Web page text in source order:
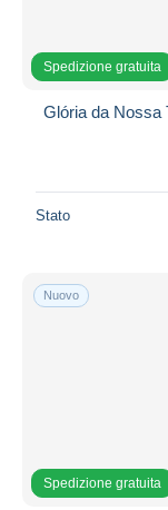
Spedizione gratuita
Glória da Nossa
Stato
Nuovo
Spedizione gratuita